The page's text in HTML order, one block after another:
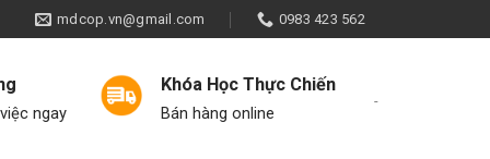
mdcop.vn@gmail.com 0983 423 562
ngay
Khóa Học Thực Chiến
Bán hàng online
-